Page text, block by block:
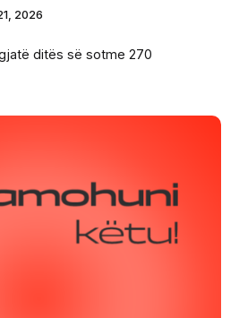
2026
ditës së sotme 270